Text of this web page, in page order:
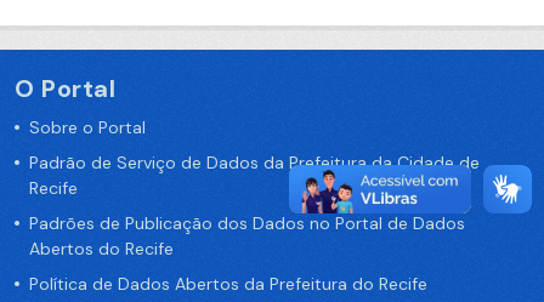
O Portal
Sobre o Portal
Padrão de Serviço de Dados da Prefeitura da Cidade de
Recife
Padrões de Publicação dos Dados no Portal de Dados
Abertos do Recife
Política de Dados Abertos da Prefeitura do Recife